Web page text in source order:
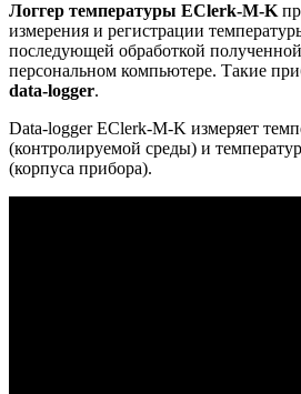
Логгер температуры EClerk-M-K
измерения и регистрации
последующей обработкой
персональном компьютере. Такие
data-logger.
Data-logger EClerk-M-K измеряет
(контролируемой среды) и
(корпуса прибора).